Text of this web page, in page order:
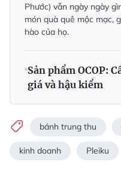
Phước) vẫn ngày ngày
món quà quê mộc mạc,
hào của họ.
Sản phẩm OCOP:
giá và hậu kiểm
bánh trung thu
kinh doanh Pleiku